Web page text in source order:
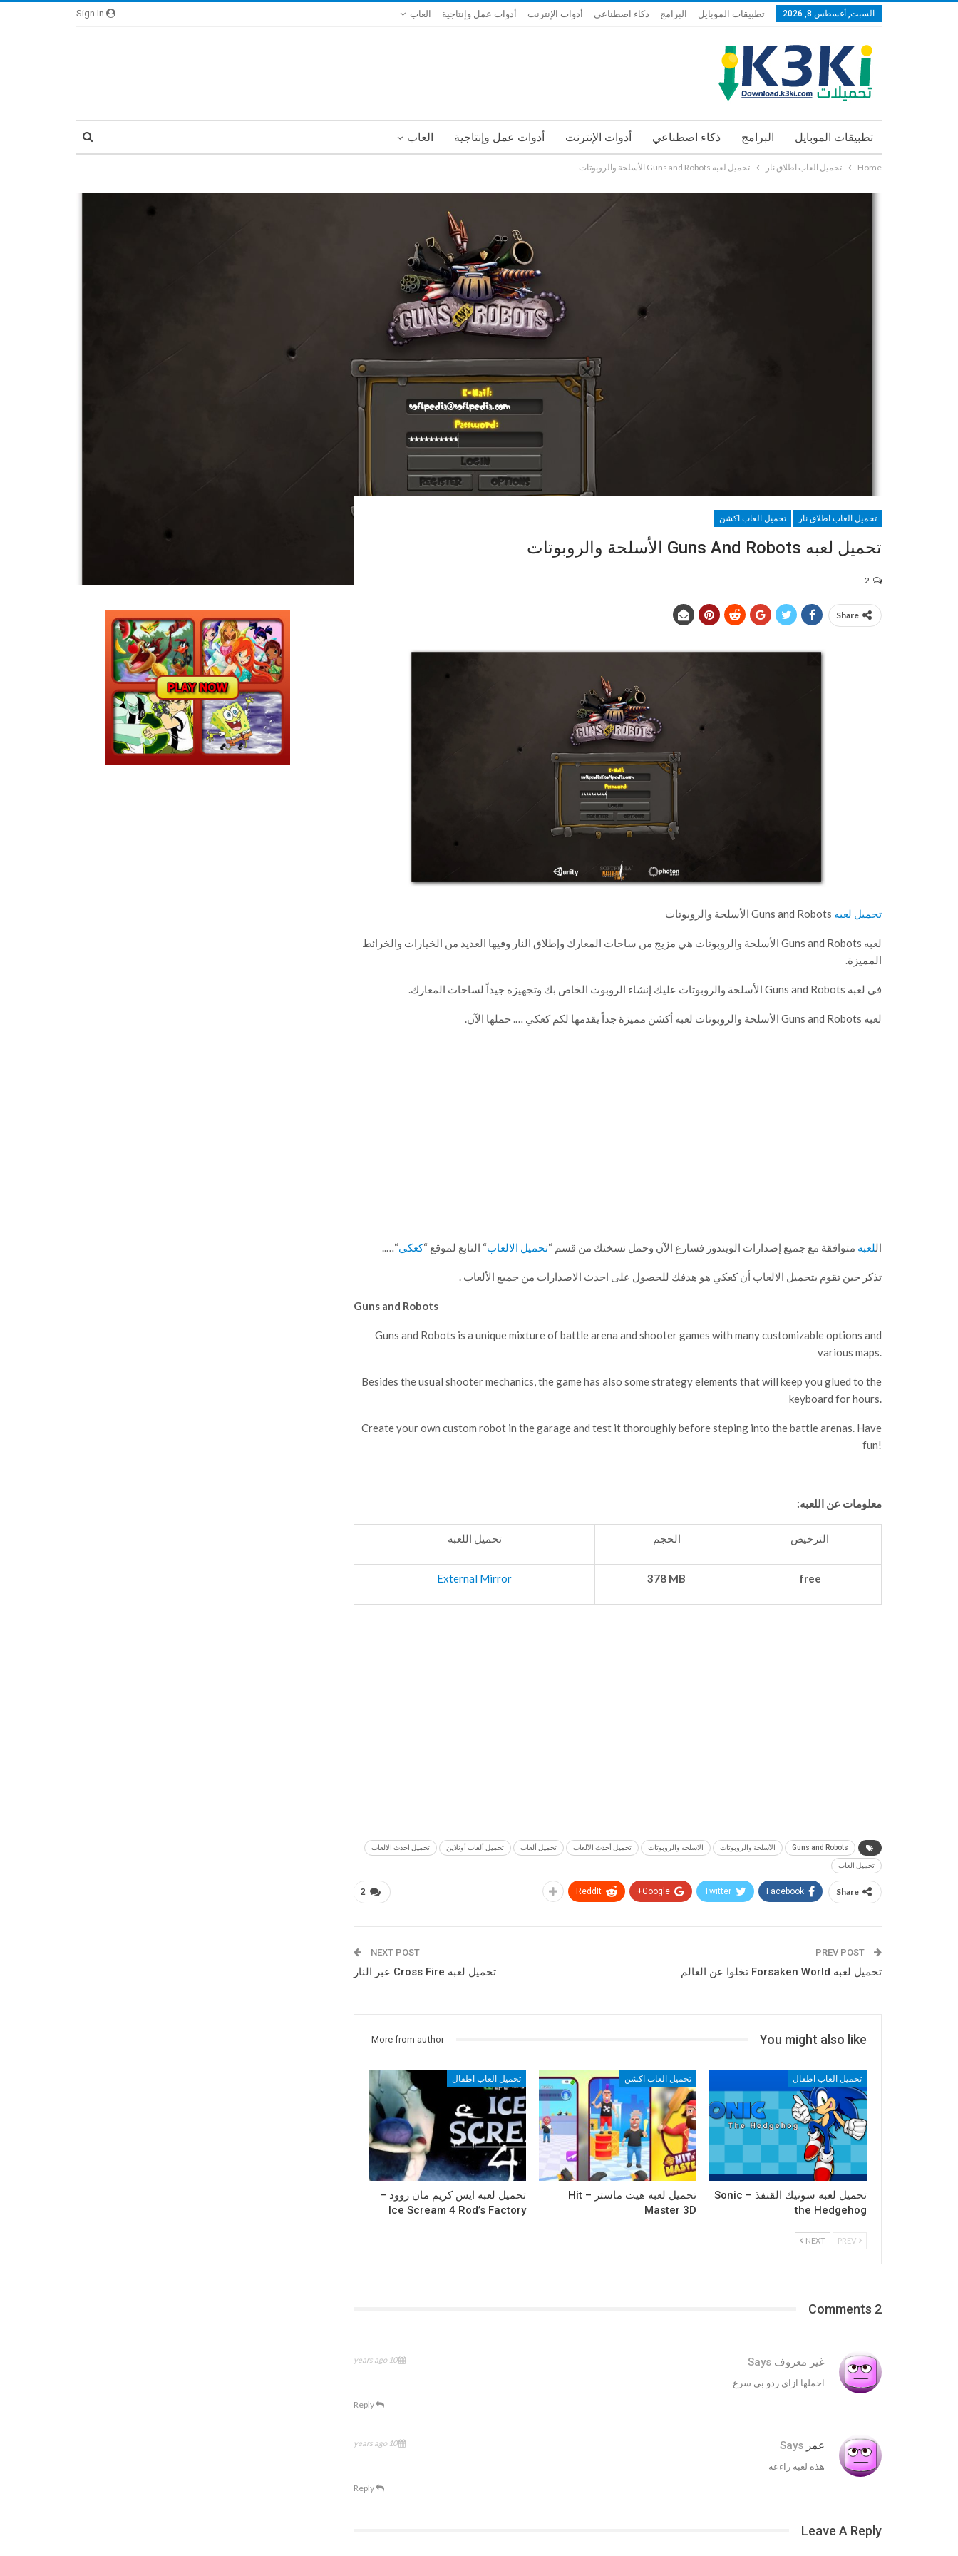
السبت, أغسطس 8, 2026 تطبيقات الموبايل البرامج ذكاء اصطناعي أدوات الإنترنت أدوات عمل وإنتاجية العاب
تطبيقات الموبايل البرامج ذكاء اصطناعي أدوات الإنترنت أدوات عمل وإنتاجية العاب
Home تحميل العاب اطلاق نار تحميل لعبه Guns and Robots الأسلحة والروبوتات
تحميل العاب اطلاق نار تحميل العاب اكشن
تحميل لعبه Guns And Robots الأسلحة والروبوتات
Share
تحميل لعبه
لعبه Guns and Robots الأسلحة والروبوتات هي مزيج من ساحات المعارك وإطلاق النار وفيها العديد من الخيارات والخرائط
المميزة.
في لعبه Guns and Robots الأسلحة والروبوتات عليك إنشاء الروبوت الخاص بك وتجهيزه جيداً لساحات المعارك.
لعبه Guns and Robots الأسلحة والروبوتات لعبه أكشن مميزة جداً يقدمها لكم كعكي …. حملها الآن.
اللعبه متوافقة مع جميع إصدارات الويندوز فسارع الآن وحمل نسختك من قسم “تحميل الالعاب“ التابع لموقع “كعكي“…..
تذكر حين تقوم بتحميل الالعاب أن كعكي هو هدفك للحصول على احدث الاصدارات من جميع الألعاب .
Guns and Robots
Guns and Robots is a unique mixture of battle arena and shooter games with many customizable options and
various maps.
Besides the usual shooter mechanics, the game has also some strategy elements that will keep you glued to the
keyboard for hours.
Create your own custom robot in the garage and test it thoroughly before steping into the battle arenas. Have
fun!
معلومات عن اللعبه:
الترخيص الحجم تحميل اللعبه
free
378 MB
External Mirror
Guns and Robots الأسلحة والروبوتات الاسلحه والروبوتات تحميل أحدث الألعاب تحميل ألعاب تحميل ألعاب أونلاين تحميل احدث الالعاب
تحميل العاب
2 Share
Facebook
Twitter
Google+
ReddIt
تحميل لعبه Forsaken World تخلوا عن العالم
NEXT POST
تحميل لعبه Cross Fire عبر النار
You might also like
More from author
تحميل العاب اطفال
تحميل لعبه سونيك القنفذ – Sonic
the Hedgehog
تحميل العاب اكشن
تحميل لعبه هيت ماستر – Hit
Master 3D
تحميل العاب اطفال
تحميل لعبه ايس كريم مان روود –
Ice Scream 4 Rod’s Factory
NEXT
2 Comments
غير معروف Says
10 years ago
احملها ازاى ردو بى سرع
Reply
عمر Says
10 years ago
هذه لعبة راءعة
Reply
Leave A Reply